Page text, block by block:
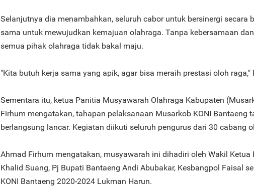
Selanjutnya dia menambahkan, seluruh cabor untuk bersinergi secara
sama untuk mewujudkan kemajuan olahraga. Tanpa kebersamaan
semua pihak olahraga tidak bakal maju.
"Kita butuh kerja sama yang apik, agar bisa meraih prestasi oloh raga,"
Sementara itu, ketua Panitia Musyawarah Olahraga Kabupaten
Firhum mengatakan, tahapan pelaksanaan Musarkob KONI Bantaeng
berlangsung lancar. Kegiatan diikuti seluruh pengurus dari 30 cabang
Ahmad Firhum mengatakan, musyawarah ini dihadiri oleh Wakil Ketua
Khalid Suang, Pj Bupati Bantaeng Andi Abubakar, Kesbangpol Faisal
KONI Bantaeng 2020-2024 Lukman Harun.